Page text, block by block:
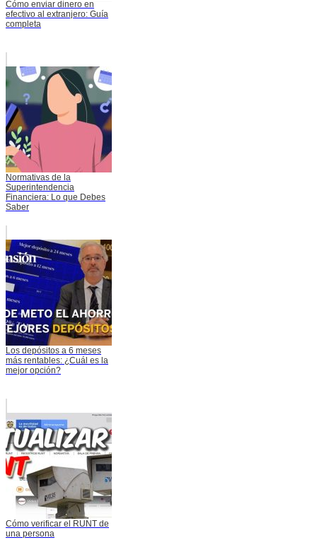
Cómo enviar dinero en
efectivo al extranjero: Guía
completa
Normativas de la
Superintendencia
Financiera: Lo que Debes
Saber
Los depósitos a 6 meses
más rentables: ¿Cuál es la
mejor opción?
Cómo verificar el RUNT de
una persona